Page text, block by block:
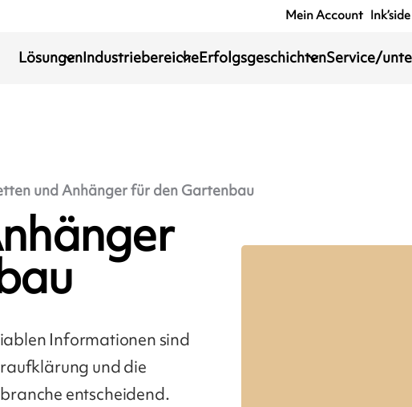
Mein Account Ink’side
LösungenIndustriebereicheErfolgsgeschichtenService/
und Anhänger für den Gartenbau
Informationen sind
und die
entscheidend.